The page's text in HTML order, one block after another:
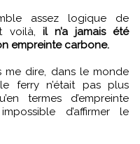
assez logique de
voilà, il n’a jamais été
empreinte carbone.
me dire, dans le monde
ferry n’était pas plus
termes d’empreinte
d’affirmer le